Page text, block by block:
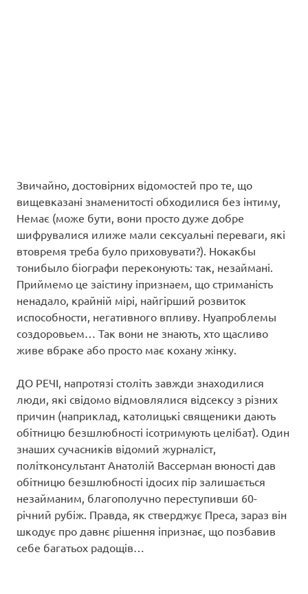
Звичайно, достовірних відомостей про те, що
вищевказані знаменитості обходилися без інтиму,
Немає (може бути, вони просто дуже добре
шифрувалися илиже мали сексуальні переваги, які
втовремя треба було приховувати?). Нокакбы
тонибыло біографи переконують: так, незаймані.
Приймемо це заістину іпризнаем, що стриманість
ненадало, крайній мірі, найгірший розвиток
испособности, негативного впливу. Нуапроблемы
создоровьем… Так вони не знають, хто щасливо
живе вбраке або просто має кохану жінку.
ДО РЕЧІ, напротязі століть завжди знаходилися
люди, які свідомо відмовлялися відсексу з різних
причин (наприклад, католицькі священики дають
обітницю безшлюбності ісотримують целібат). Один
знаших сучасників відомий журналіст,
політконсультант Анатолій Вассерман вюності дав
обітницю безшлюбності ідосих пір залишається
незайманим, благополучно переступивши 60-
річний рубіж. Правда, як стверджує Преса, зараз він
шкодує про давнє рішення іпризнає, що позбавив
себе багатьох радощів…